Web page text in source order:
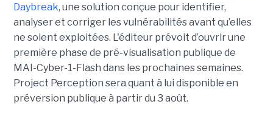
Daybreak, une solution conçue pour identifier,
analyser et corriger les vulnérabilités avant qu’elles
ne soient exploitées. L'éditeur prévoit d’ouvrir une
première phase de pré-visualisation publique de
MAI-Cyber-1-Flash dans les prochaines semaines.
Project Perception sera quant à lui disponible en
préversion publique à partir du 3 août.